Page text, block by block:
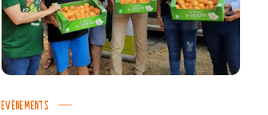
EVÈNEMENTS